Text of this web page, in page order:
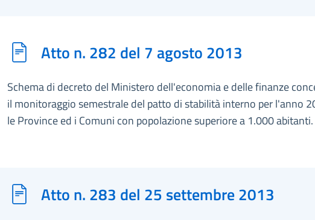
Atto n. 282 del 7 agosto 2013
Schema di decreto del Ministero dell'economia e delle finanze
il monitoraggio semestrale del patto di stabilità interno per l'anno
le Province ed i Comuni con popolazione superiore a 1.000 abitanti.
Atto n. 283 del 25 settembre 2013